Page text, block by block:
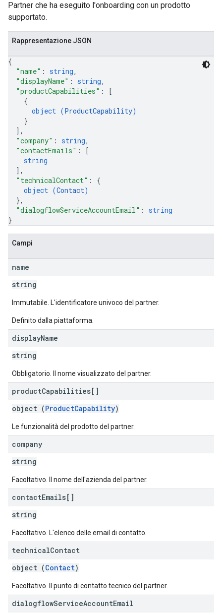
Partner che ha eseguito l'onboarding con un prodotto
supportato.
Rappresentazione JSON
{
"name" : string,
"displayName" : string,
"productCapabilities" :
[
{
object (ProductCapability)
}
] ,
"company" : string,
"contactEmails" :
[
string
] ,
"technicalContact" : {
object (Contact)
},
"dialogflowServiceAccountEmail" : string
}
Campi
name
string
Immutabile. L'identificatore univoco del partner.
Definito dalla piattaforma.
displayName
string
Obbligatorio. Il nome visualizzato del partner.
productCapabilities[]
object (ProductCapability)
Le funzionalità del prodotto del partner.
company
string
Facoltativo. Il nome dell'azienda del partner.
contactEmails[]
string
Facoltativo. L'elenco delle email di contatto.
technicalContact
object (Contact)
Facoltativo. Il punto di contatto tecnico del partner.
dialogflowServiceAccountEmail